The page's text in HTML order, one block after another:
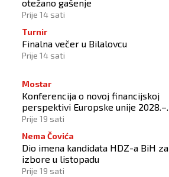
otežano gašenje
Prije 14 sati
Turnir
Finalna večer u Bilalovcu
Prije 14 sati
Mostar
Konferencija o novoj financijskoj
perspektivi Europske unije 2028.–
2034.
Prije 19 sati
Nema Čovića
Dio imena kandidata HDZ-a BiH za
izbore u listopadu
Prije 19 sati